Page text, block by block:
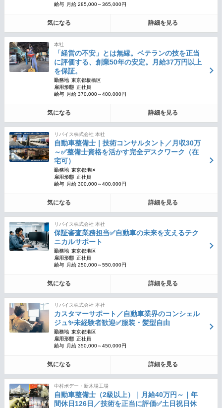
給与
月給 285,000～365,000円
気になる 詳細を見る
本社
「経営の不安」とは無縁。ベテランの技を正当
に評価する、創業50年の安定。月給37万円以上
を保証。
勤務地 東京都板橋区
雇用形態 正社員
給与
月給 370,000～400,000円
気になる 詳細を見る
リバイス株式会社 本社
自動車整備士｜技術コンサルタント／月収30万
～✅整備士資格を活かす完全デスクワーク（在
宅可）
勤務地 東京都港区
雇用形態 正社員
給与
月給 300,000～400,000円
気になる 詳細を見る
リバイス株式会社 本社
保証審査業務担当✅自動車の未来を支えるテク
ニカルサポート
勤務地 東京都港区
雇用形態 正社員
給与
月給 250,000～550,000円
気になる 詳細を見る
リバイス株式会社 本社
カスタマーサポート／自動車業界のコンシェル
ジュ✨未経験者歓迎✅服装・髪型自由
勤務地 東京都港区
雇用形態 正社員
給与
月給 350,000～450,000円
気になる 詳細を見る
中村ボデー・新木場工場
自動車整備士（2級以上）｜月給40万円～｜年
間休日126日／技術を正当に評価✅土日祝日休